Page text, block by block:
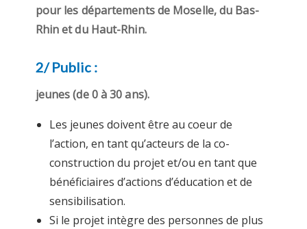
pour les départements de Moselle, du Bas-
Rhin et du Haut-Rhin.
2/ Public :
jeunes (de 0 à 30 ans).
Les jeunes doivent être au coeur de
l’action, en tant qu’acteurs de la co-
construction du projet et/ou en tant que
bénéficiaires d’actions d’éducation et de
sensibilisation.
Si le projet intègre des personnes de plus